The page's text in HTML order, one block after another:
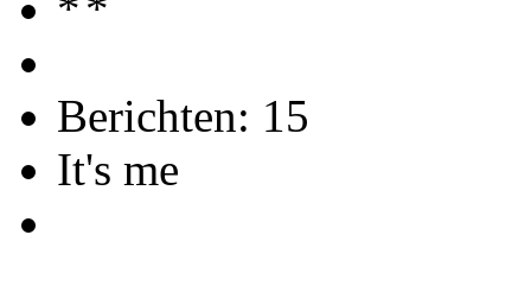
Berichten: 15
It's me